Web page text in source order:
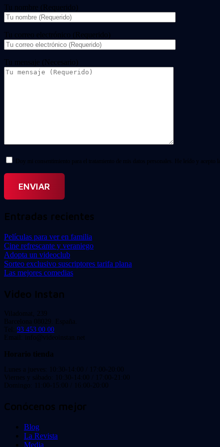
Tu nombre (Requerido)
Tu correo electrónico (Requerido)
Tu mensaje (Necesario)
Doy mi consentimiento para el tratamiento de mis datos personales. He leído y acepto la
Entradas recientes
Películas para ver en familia
Cine refrescante y veraniego
Adopta un videoclub
Sorteo exclusivo suscriptores tarifa plana
Las mejores comedias
Video Instan
Viladomat, 239
Barcelona 08029. España.
Tel: 93 453 00 00
Email: info@videoinstan.net
Horario tienda
Lunes a jueves: 10:30-14:00 / 17:00-20:00
Viernes y sábado: 10:30-14:00 / 17:00-21:00
Domingo: 11:00-15:00 / 16:00-20:00
Conócenos mejor
Blog
La Revista
Media